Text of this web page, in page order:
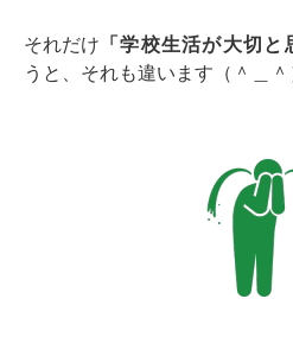
それだけ 「学校生活が大切と
うと、それも違います（＾＿＾